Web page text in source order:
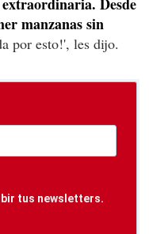
manzanas sin
por esto!', les dijo.
tus newsletters.